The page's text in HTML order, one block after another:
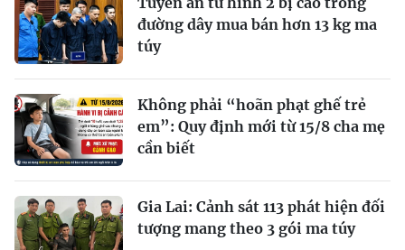
đường dây mua bán hơn 13 kg ma
túy
Không phải “hoãn phạt ghế trẻ
em”: Quy định mới từ 15/8 cha mẹ
cần biết
Gia Lai: Cảnh sát 113 phát hiện đối
tượng mang theo 3 gói ma túy